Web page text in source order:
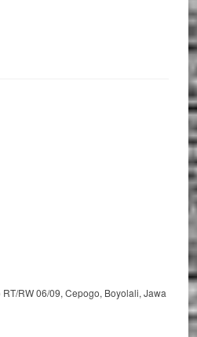
RW 06/09, Cepogo, Boyolali, Jawa